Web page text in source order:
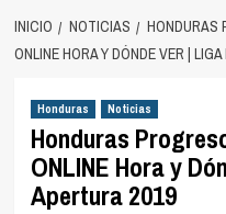
INICIO NOTICIAS
HONDURAS
ONLINE HORA Y DÓNDE VER |
Honduras Noticias
Honduras
ONLINE Hora y
Apertura 2019